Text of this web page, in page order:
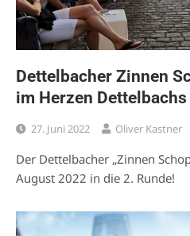
Dettelbacher Zinnen
im Herzen Dettelbachs
27. Juni 2022 Oliver Kastner
Der Dettelbacher „Zinnen
August 2022 in die 2. Runde!